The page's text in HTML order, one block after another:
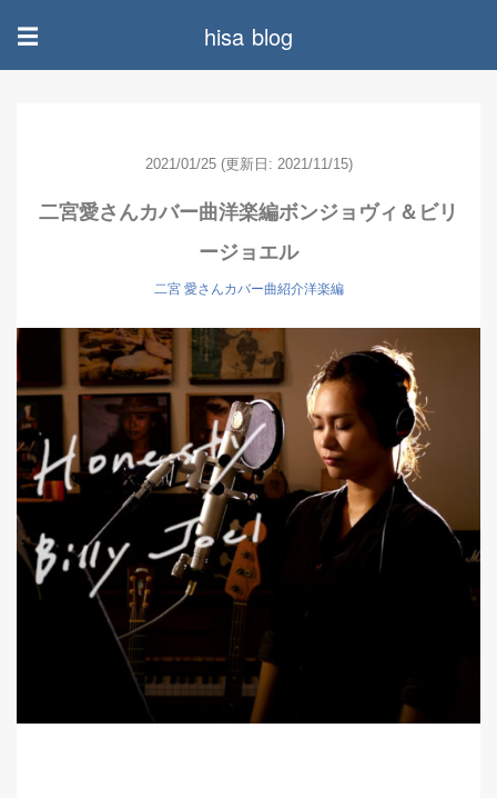
☰ hisa blog
2021/01/25 (更新日: 2021/11/15)
二宮愛さんカバー曲洋楽編ボンジョヴィ＆ビリ
ージョエル
二宮 愛さんカバー曲紹介洋楽編